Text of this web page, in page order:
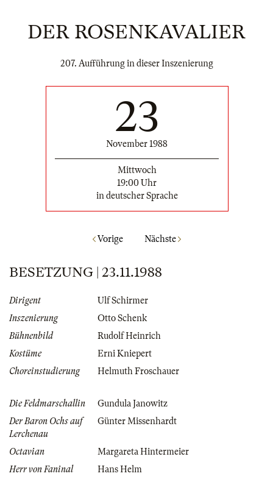
DER ROSENKAVALIER
207. Aufführung in dieser Inszenierung
23
November 1988
Mittwoch
19:00 Uhr
in deutscher Sprache
Vorige Nächste
BESETZUNG | 23.11.1988
Dirigent
Ulf Schirmer
Inszenierung
Otto Schenk
Bühnenbild
Rudolf Heinrich
Kostüme
Erni Kniepert
Choreinstudierung
Helmuth Froschauer
Die Feldmarschallin
Gundula Janowitz
Der Baron Ochs auf
Lerchenau
Günter Missenhardt
Octavian
Margareta Hintermeier
Herr von Faninal
Hans Helm